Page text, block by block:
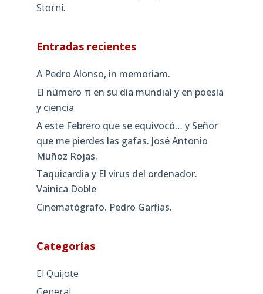
Storni.
Entradas recientes
A Pedro Alonso, in memoriam.
El número π en su día mundial y en poesía
y ciencia
A este Febrero que se equivocó… y Señor
que me pierdes las gafas. José Antonio
Muñoz Rojas.
Taquicardia y El virus del ordenador.
Vainica Doble
Cinematógrafo. Pedro Garfias.
Categorías
El Quijote